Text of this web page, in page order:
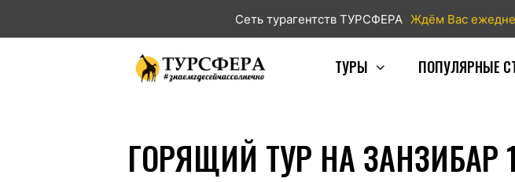
Сеть турагентств ТУРСФЕРА Ждём Вас
ТУРЫ ПОПУЛЯРНЫЕ
ГОРЯЩИЙ ТУР НА ЗАНЗИБАР